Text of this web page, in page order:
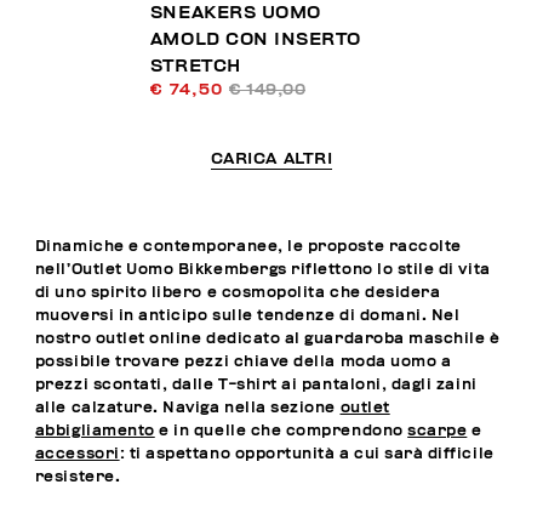
SNEAKERS UOMO
AMOLD CON INSERTO
STRETCH
€ 74,50 € 149,00
CARICA ALTRI
Dinamiche e contemporanee, le proposte raccolte
nell’Outlet Uomo Bikkembergs riflettono lo stile di vita
di uno spirito libero e cosmopolita che desidera
muoversi in anticipo sulle tendenze di domani. Nel
nostro outlet online dedicato al guardaroba maschile è
possibile trovare pezzi chiave della moda uomo a
prezzi scontati, dalle T-shirt ai pantaloni, dagli zaini
alle calzature. Naviga nella sezione outlet
abbigliamento e in quelle che comprendonoscarpe e
accessori : ti aspettano opportunità a cui sarà difficile
resistere.